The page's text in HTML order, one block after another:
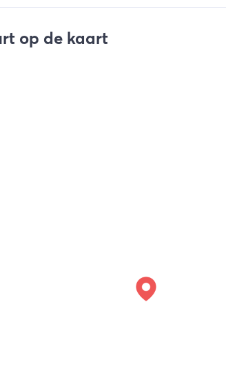
op de kaart